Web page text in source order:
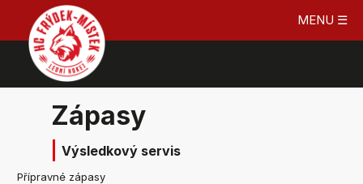
MENU ☰
Zápasy
Výsledkový servis
Přípravné zápasy